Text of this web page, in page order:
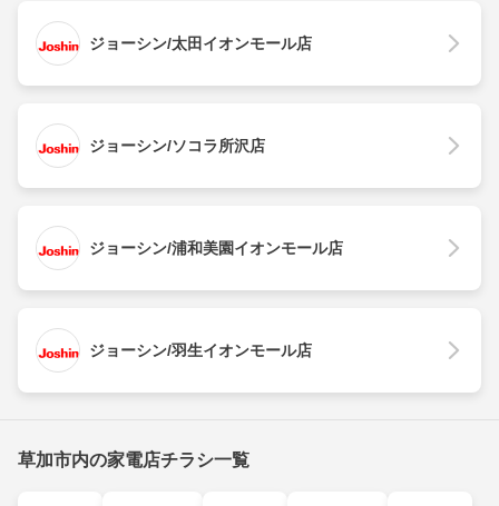
ジョーシン/太田イオンモール店
ジョーシン/ソコラ所沢店
ジョーシン/浦和美園イオンモール店
ジョーシン/羽生イオンモール店
草加市内の家電店チラシ一覧